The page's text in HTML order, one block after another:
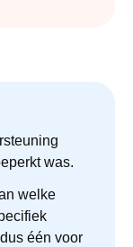
was.
welke
één voor